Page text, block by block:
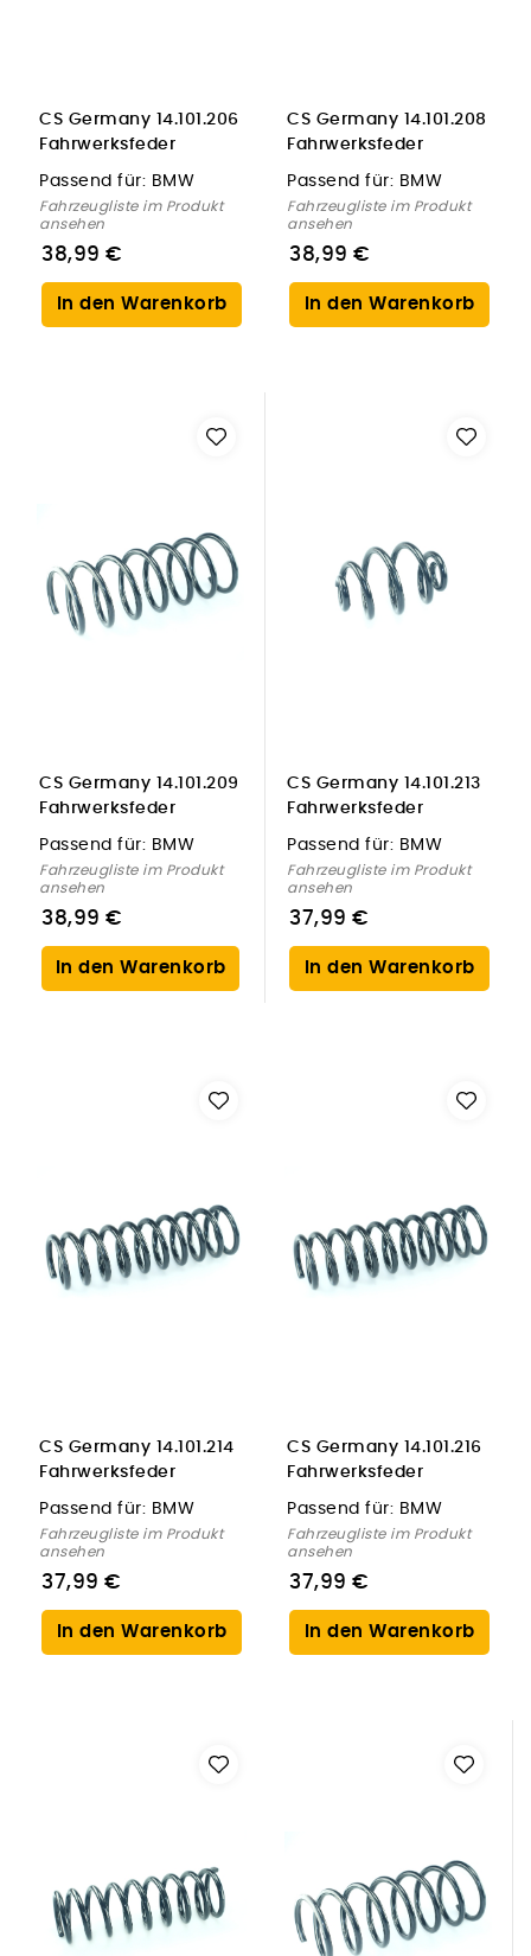
CS Germany 14.101.206
Fahrwerksfeder
Vorderachse für BMW
Passend für: BMW
Fahrzeugliste im Produkt
ansehen
38,99 €
In den Warenkorb
CS Germany 14.101.208
Fahrwerksfeder
Vorderachse für BMW
Passend für: BMW
Fahrzeugliste im Produkt
ansehen
38,99 €
In den Warenkorb
CS Germany 14.101.209
Fahrwerksfeder
Vorderachse für BMW
Passend für: BMW
Fahrzeugliste im Produkt
ansehen
38,99 €
In den Warenkorb
CS Germany 14.101.213
Fahrwerksfeder
Hinterachse für BMW
Passend für: BMW
Fahrzeugliste im Produkt
ansehen
37,99 €
In den Warenkorb
CS Germany 14.101.214
Fahrwerksfeder
Hinterachse für BMW
Passend für: BMW
Fahrzeugliste im Produkt
ansehen
37,99 €
In den Warenkorb
CS Germany 14.101.216
Fahrwerksfeder
Hinterachse für BMW
Passend für: BMW
Fahrzeugliste im Produkt
ansehen
37,99 €
In den Warenkorb